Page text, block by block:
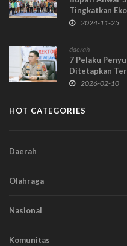
Tingkatkan
2024-11-25
daerah
7 Pelaku
Ditetapkan
Solar Subsidi
2026-02-10
HOT CATEGORIES
Daerah
Olahraga
Nasional
Komunitas